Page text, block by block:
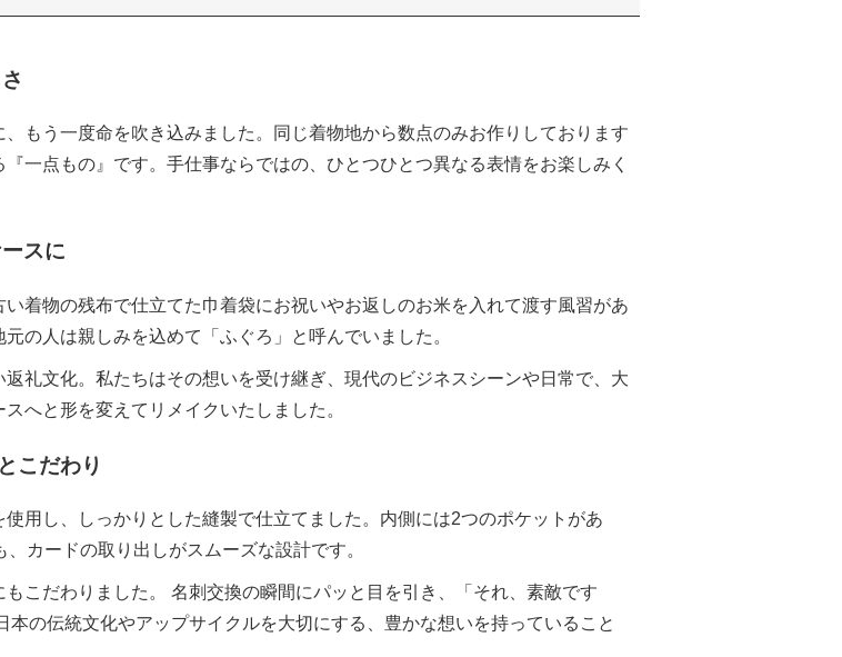
もう一度命を吹き込みました。同じ着物地から数点のみお作りしております
一点もの』です。手仕事ならではの、ひとつひとつ異なる表情をお楽しみく
スに
着物の残布で仕立てた巾着袋にお祝いやお返しのお米を入れて渡す風習があ
の人は親しみを込めて「ふぐろ」と呼んでいました。
礼文化。私たちはその想いを受け継ぎ、現代のビジネスシーンや日常で、大
へと形を変えてリメイクいたしました。
こだわり
用し、しっかりとした縫製で仕立てました。内側には2つのポケットがあ
カードの取り出しがスムーズな設計です。
こだわりました。 名刺交換の瞬間にパッと目を引き、「それ、素敵です
の伝統文化やアップサイクルを大切にする、豊かな想いを持っていること